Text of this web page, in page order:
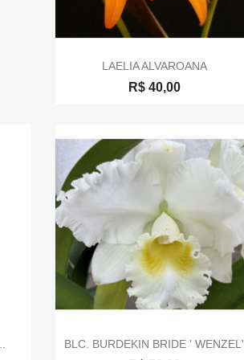
Visualização rápida
LAELIA ALVAROANA
R$ 40,00
 Visualização rápida
BLC. BURDEKIN BRIDE ' WENZEL'